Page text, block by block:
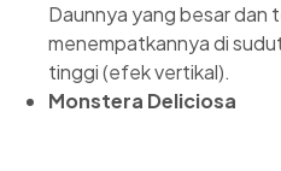
Daunnya yang besar dan
menempatkannya di
tinggi (efek vertikal).
Monstera Deliciosa